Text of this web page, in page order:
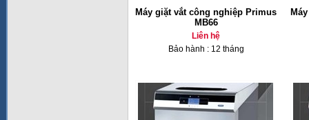
Máy giặt vắt công nghiệp Primus
MB66
Liên hệ
Bảo hành : 12 tháng